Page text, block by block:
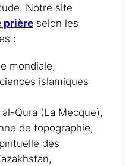
Notre site
prière selon les
:
mondiale,
islamiques
Qura (La Mecque),
de topographie,
des